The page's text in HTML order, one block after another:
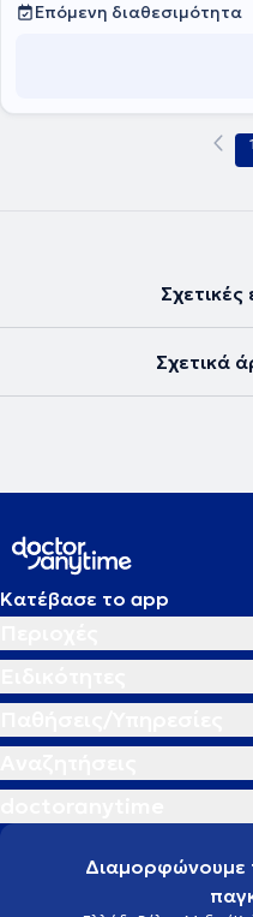
Επόμενη διαθεσιμότητα
1
Σχετικές
Σχετικά
Κατέβασε το app
Διαμορφώνουμε